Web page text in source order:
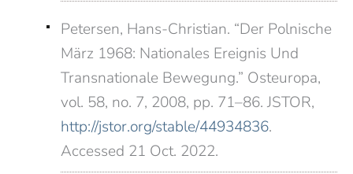
Petersen, Hans-Christian. “Der Polnische
März 1968: Nationales Ereignis Und
Transnationale Bewegung.” Osteuropa,
vol. 58, no. 7, 2008, pp. 71–86. JSTOR,
http://jstor.org/stable/44934836.
Accessed 21 Oct. 2022.